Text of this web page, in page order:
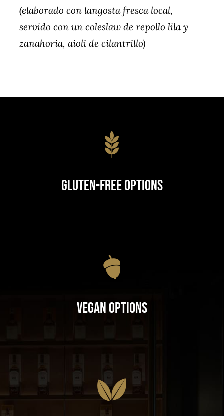
(elaborado con langosta fresca local,
servido con un coleslaw de repollo lila y
zanahoria, aioli de cilantrillo)
Gluten-Free Options
Vegan Options